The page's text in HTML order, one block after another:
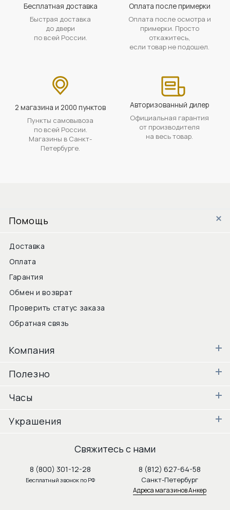
Бесплатная доставка
Быстрая доставка
до двери
по всей России.
Оплата после примерки
Оплата после осмотра и
примерки. Просто
откажитесь,
если товар не подошел.
2 магазина и 2000 пунктов
Пункты самовывоза
по всей России.
Магазины в Санкт-
Петербурге.
Авторизованный дилер
Официальная гарантия
от производителя
на весь товар.
Помощь
Доставка
Оплата
Гарантия
Обмен и возврат
Проверить статус заказа
Обратная связь
Компания
Полезно
Часы
Украшения
Свяжитесь с нами
8 (800) 301-12-28
Бесплатный звонок по РФ
8 (812) 627-64-58
Санкт-Петербург
Адреса магазинов Анкер